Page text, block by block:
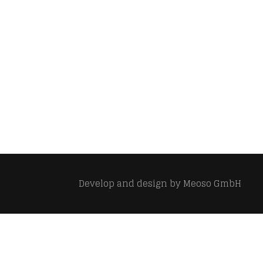
Develop and design byMeoso GmbH